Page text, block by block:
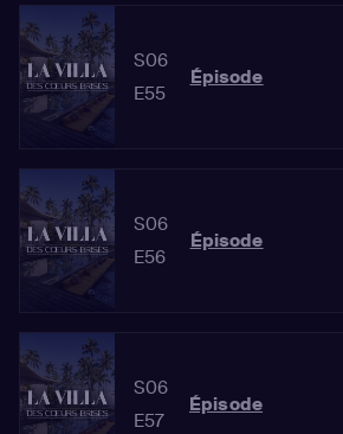
S06
E55
Épisode
S06
E56
Épisode
S06
E57
Épisode